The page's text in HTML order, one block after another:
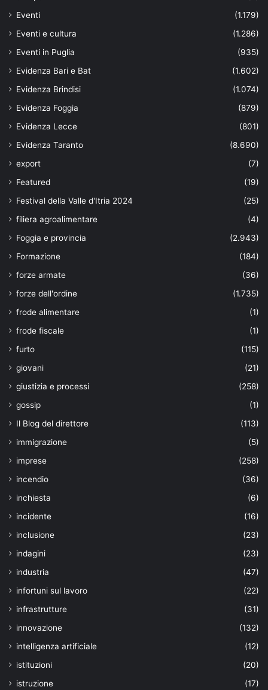
Eventi
(1.179)
Eventi e cultura
(1.286)
Eventi in Puglia
(935)
Evidenza Bari e Bat
(1.602)
Evidenza Brindisi
(1.074)
Evidenza Foggia
(879)
Evidenza Lecce
(801)
Evidenza Taranto
(8.690)
export
(7)
Featured
(19)
Festival della Valle d'Itria 2024
(25)
filiera agroalimentare
(4)
Foggia e provincia
(2.943)
Formazione
(184)
forze armate
(36)
forze dell'ordine
(1.735)
frode alimentare
(1)
frode fiscale
(1)
furto
(115)
giovani
(21)
giustizia e processi
(258)
gossip
(1)
Il Blog del direttore
(113)
immigrazione
(5)
imprese
(258)
incendio
(36)
inchiesta
(6)
incidente
(16)
inclusione
(23)
indagini
(23)
industria
(47)
infortuni sul lavoro
(22)
infrastrutture
(31)
innovazione
(132)
intelligenza artificiale
(12)
istituzioni
(20)
istruzione
(17)